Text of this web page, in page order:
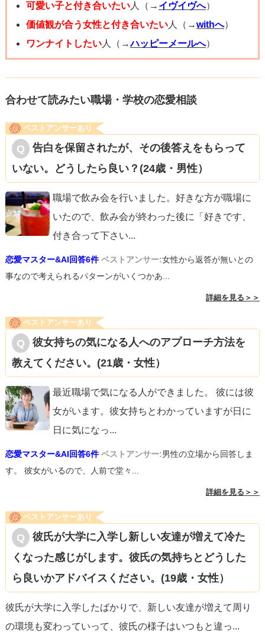
可愛い子と付き合いたい人（→ イヴイヴへ）
価値観が合う女性と付き合いたい人（→withへ）
ワンナイトしたい人（→ハッピーメールへ）
合わせて読みたい職場・学校の恋愛相談
ベストアンサーあり
告白を保留されたが、その後答えをもらって
いない。どうしたら良い？(24歳・男性）
職場で飲み会を行いました。好きな方が職場に
いたので、飲み会が終わった後に「好きです、
付き合って下さい...
恋愛マスター&AI回答6件 ベストアンサー:女性から返答が無いとの
事なので考えられるパターンがいくつかあ...
詳細を見る＞＞
ベストアンサーあり
彼女持ちの気になる人へのアプローチ方法を
教えてください。(21歳・女性）
最近職場で気になる人ができました。 彼には彼
女がいます。彼女持ちとわかっていますが日に
日に気になっ...
恋愛マスター&AI回答6件 ベストアンサー:男性の立場から回答しま
す。 彼女がいるので、人前で堂々...
詳細を見る＞＞
ベストアンサーあり
彼氏が大学に入学し新しい友達が増えて冷た
くなった感じがします。彼氏の気持ちとどうした
ら良いかアドバイスください。(19歳・女性）
彼氏が大学に入学したばかりで、新しい友達が増えて周り
の環境も変わっていって、彼氏の様子はいつもと違っ...